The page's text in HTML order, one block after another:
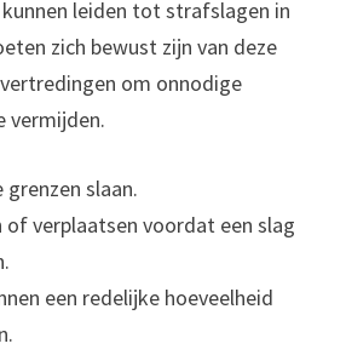
leiden tot strafslagen in
zich bewust zijn van deze
om onnodige
vermijden.
grenzen slaan.
of verplaatsen voordat een slag
een redelijke hoeveelheid